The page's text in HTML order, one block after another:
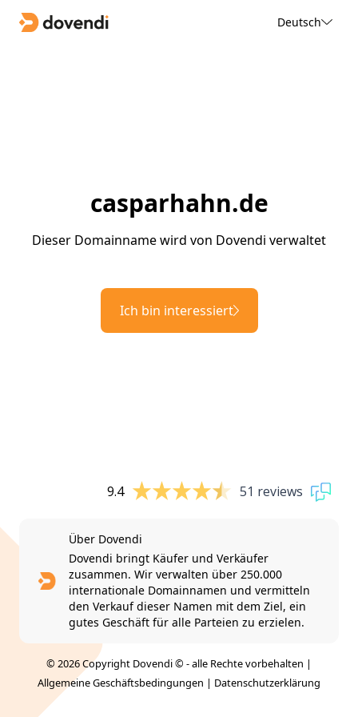
Deutsch
casparhahn.de
Dieser Domainname wird von Dovendi verwaltet
Ich bin interessiert
9.4 51 reviews
Über Dovendi
Dovendi bringt Käufer und Verkäufer
zusammen. Wir verwalten über 250.000
internationale Domainnamen und vermitteln
den Verkauf dieser Namen mit dem Ziel, ein
gutes Geschäft für alle Parteien zu erzielen.
© 2026 Copyright Dovendi © - alle Rechte vorbehalten |
Allgemeine Geschäftsbedingungen | Datenschutzerklärung